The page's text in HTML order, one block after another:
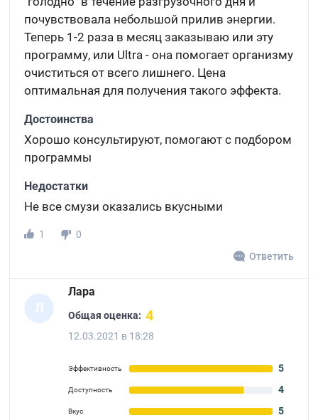
почувствовала небольшой прилив энергии.
Теперь 1-2 раза в месяц заказываю или эту
программу, или Ultra - она помогает организму
очиститься от всего лишнего. Цена
оптимальная для получения такого эффекта.
Достоинства
Хорошо консультируют, помогают с подбором
программы
Недостатки
Не все смузи оказались вкусными
1
0
Ответить
Л
Лара
Общая оценка: 4
12.03.2021 в 18:28
Эффективность 5
Доступность 4
Вкус 5